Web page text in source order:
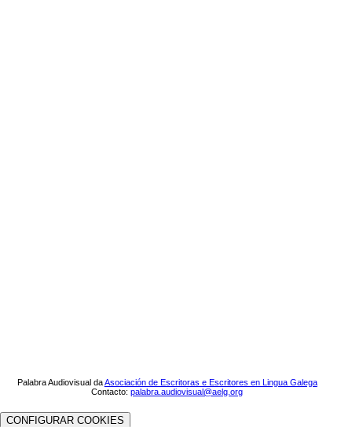
Palabra Audiovisual daAsociación de Escritoras e Escritores en Lingua Galega
Contacto:palabra.audiovisual@aelg.org
CONFIGURAR COOKIES